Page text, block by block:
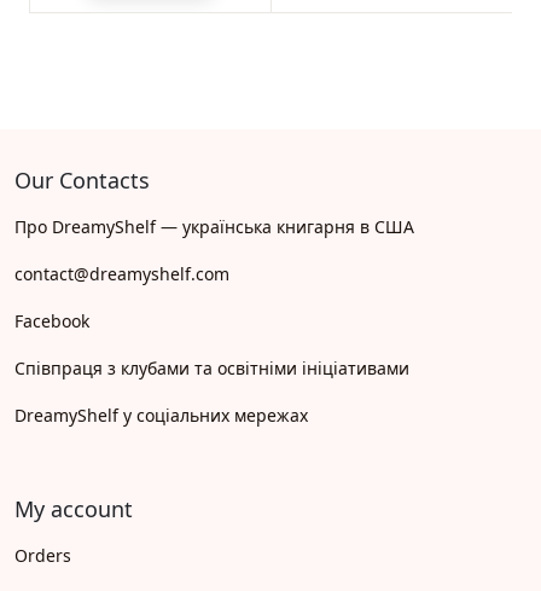
Our Contacts
Про DreamyShelf — українська книгарня в США
contact@dreamyshelf.com
Facebook
Співпраця з клубами та освітніми ініціативами
DreamyShelf у соціальних мережах
My account
Orders